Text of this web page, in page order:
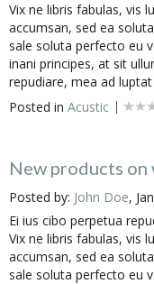
Vix ne libris fabulas, vis
accumsan, sed ea
sale soluta perfecto eu
inani principes, at sit
repudiare, mea ad luptat
Posted in Acustic
New products
Posted by: John Doe,
Ei ius cibo perpetua
Vix ne libris fabulas, vis
accumsan, sed ea
sale soluta perfecto eu